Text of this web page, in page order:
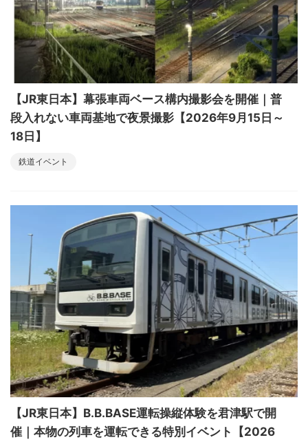
【JR東日本】幕張車両ベース構内撮影会を開催｜普
段入れない車両基地で夜景撮影【2026年9月15日～
18日】
鉄道イベント
【JR東日本】B.B.BASE運転操縦体験を君津駅で開
催｜本物の列車を運転できる特別イベント【2026